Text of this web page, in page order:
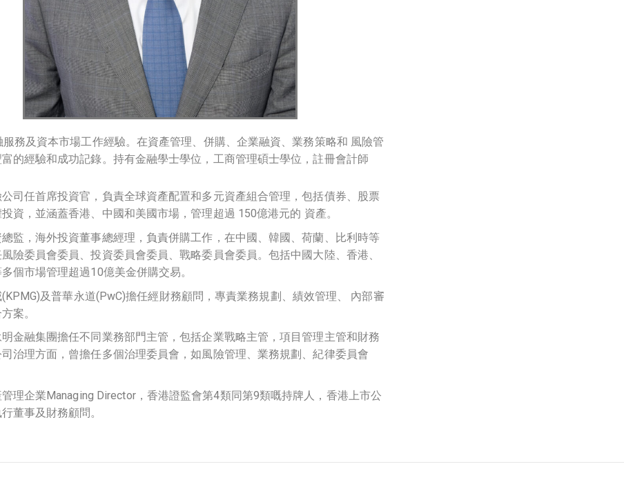
務及資本市場工作經驗。在資產管理、併購、 企業融資、業務策略和 風險管
的經驗和成功記錄。持有金融學士學位， 工商管理碩士學位 ，註冊會計師
司任首席投資官， 負責全球資產配置和多元資產組合管理，包括債券、股票
資，並涵蓋香港、中國和美國市場，管理超過 150億港元的 資產。
監 ， 海外投資董事總經理 ， 負責併購工作，在中國、韓國、荷蘭、比利時等
險委員會委員、投資委員會委員 、戰略委員會委員。包括中國大陸、香港、
個市場管理超過10億美金併購交易。
及普華永道(PwC)擔任經財務顧問， 專責業務規劃、績效管理、 內部審
案。
金融集團擔任不同業務部門主管 ，包括企業戰略主管，項目管理主管和財務
治理方面 ， 曾擔任多個治理委員會，如風險管理、業務規劃、紀律委員會
理企業Managing Director， 香港證監會第4類同第9類嘅持牌人， 香港上市公
董事及 財務顧問。